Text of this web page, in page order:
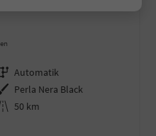
Getriebe Automatik
Außenfarbe Perla Nera Black
Kilometerstand 50 km